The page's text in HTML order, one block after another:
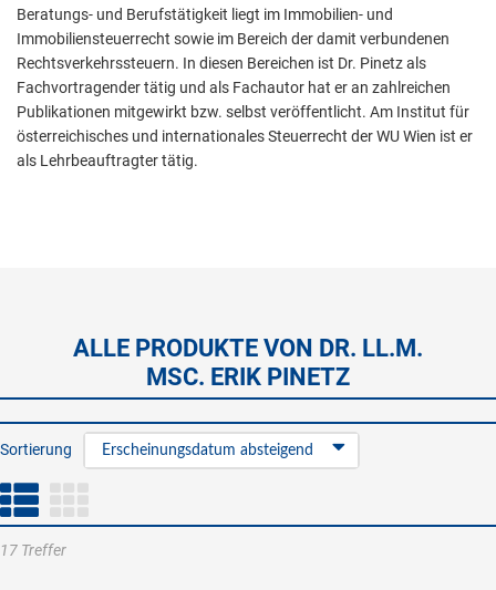
Beratungs- und Berufstätigkeit liegt im Immobilien- und
Immobiliensteuerrecht sowie im Bereich der damit verbundenen
Rechtsverkehrssteuern. In diesen Bereichen ist Dr. Pinetz als
Fachvortragender tätig und als Fachautor hat er an zahlreichen
Publikationen mitgewirkt bzw. selbst veröffentlicht. Am Institut für
österreichisches und internationales Steuerrecht der WU Wien ist er
als Lehrbeauftragter tätig.
ALLE PRODUKTE VON DR. LL.M.
MSC. ERIK PINETZ
Sortierung Erscheinungsdatum absteigend
17 Treffer